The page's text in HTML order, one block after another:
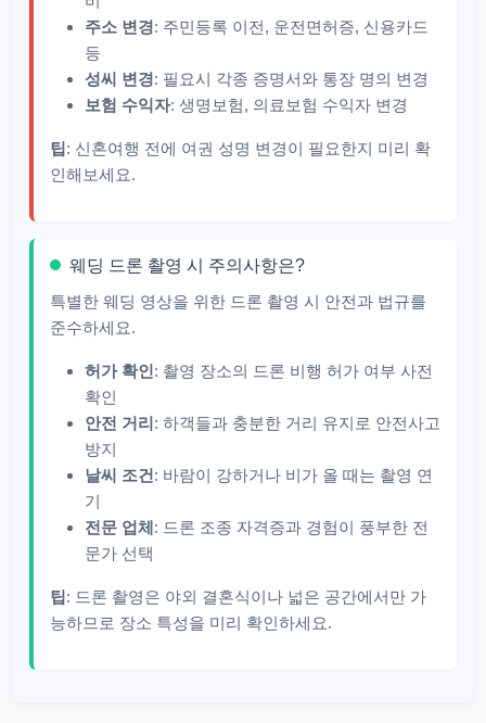
주소 변경: 주민등록 이전, 운전면허증, 신용카드
등
성씨 변경: 필요시 각종 증명서와 통장 명의 변경
보험 수익자: 생명보험, 의료보험 수익자 변경
팁 : 신혼여행 전에 여권 성명 변경이 필요한지 미리 확
인해보세요.
웨딩 드론 촬영 시 주의사항은?
특별한 웨딩 영상을 위한 드론 촬영 시 안전과 법규를
준수하세요.
허가 확인 : 촬영 장소의 드론 비행 허가 여부 사전
확인
안전 거리: 하객들과 충분한 거리 유지로 안전사고
방지
날씨 조건 : 바람이 강하거나 비가 올 때는 촬영 연
기
전문 업체 : 드론 조종 자격증과 경험이 풍부한 전
문가 선택
팁 : 드론 촬영은 야외 결혼식이나 넓은 공간에서만 가
능하므로 장소 특성을 미리 확인하세요.